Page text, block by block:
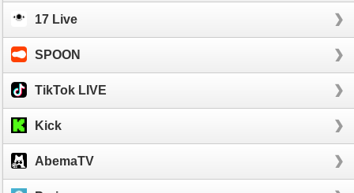
17 Live
SPOON
TikTok LIVE
Kick
AbemaTV